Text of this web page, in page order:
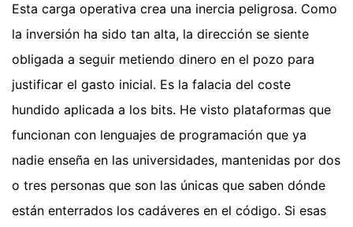
Esta carga operativa crea una inercia peligrosa. Como
la inversión ha sido tan alta, la dirección se siente
obligada a seguir metiendo dinero en el pozo para
justificar el gasto inicial. Es la falacia del coste
hundido aplicada a los bits. He visto plataformas que
funcionan con lenguajes de programación que ya
nadie enseña en las universidades, mantenidas por dos
o tres personas que son las únicas que saben dónde
están enterrados los cadáveres en el código. Si esas